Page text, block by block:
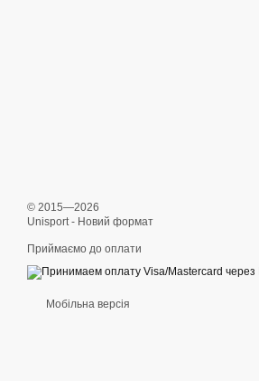
© 2015—2026
Unisport - Новий формат
Приймаємо до оплати
Мобільна версія